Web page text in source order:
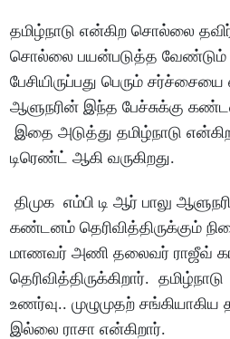
தமிழ்நாடு என்கிற சொல்லை
சொல்லை பயன்படுத்த
பேசியிருப்பது பெரும் சர்ச்சையை
ஆளுநரின் இந்த பேச்சுக்கு
இதை அடுத்து தமிழ்நாடு
டிரெண்ட் ஆகி வருகிறது.
திமுக எம்பி டி ஆர் பாலு
கண்டனம் தெரிவித்திருக்கும்
மாணவர் அணி தலைவர் ராஜீவ்
தெரிவித்திருக்கிறார்.
உணர்வு.. முழுமுதற் சங்கியாகிய
இல்லை ராசா என்கிறார்.